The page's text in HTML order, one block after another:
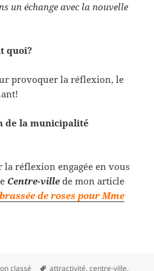
un échange avec la nouvelle
quoi?
provoquer la réflexion, le
de la municipalité
la réflexion engagée en vous
Centre-ville de mon article
de roses pour Mme
classé Mots-
attractivité,centre-ville,